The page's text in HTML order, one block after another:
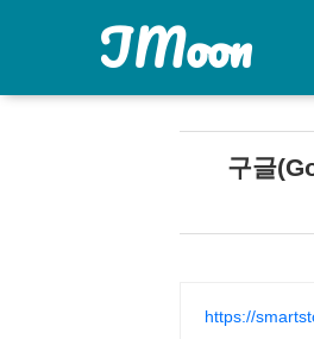
JMoon
구글
https://